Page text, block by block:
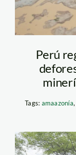
Perú
Tags: amaazonía,